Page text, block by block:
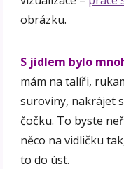
obrázku.
S jídlem bylo
mám na talíři,
suroviny, nakrájet
čočku. To byste
něco na vidličku
to do úst.